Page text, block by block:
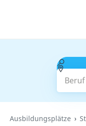
Beruf
Ausbildungsplätze